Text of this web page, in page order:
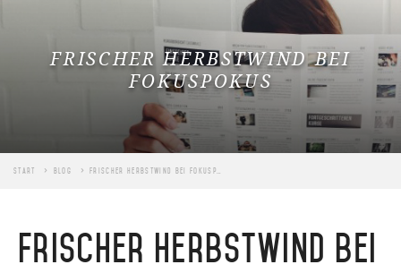
FRISCHER HERBSTWIND BEI
FOKUSPOKUS
Start Blog Frischer Herbstwind bei Fokuspokus
Frischer Herbstwind bei